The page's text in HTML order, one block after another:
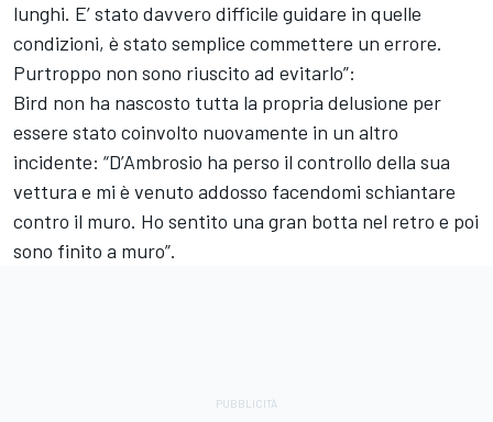
lunghi. E’ stato davvero difficile guidare in quelle
condizioni, è stato semplice commettere un errore.
Purtroppo non sono riuscito ad evitarlo”:
Bird non ha nascosto tutta la propria delusione per
essere stato coinvolto nuovamente in un altro
incidente: “D’Ambrosio ha perso il controllo della sua
vettura e mi è venuto addosso facendomi schiantare
contro il muro. Ho sentito una gran botta nel retro e poi
sono finito a muro”.